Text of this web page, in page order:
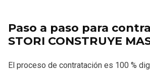
Paso a paso para
STORI CONSTRUYE
El proceso de contratación es 100 %